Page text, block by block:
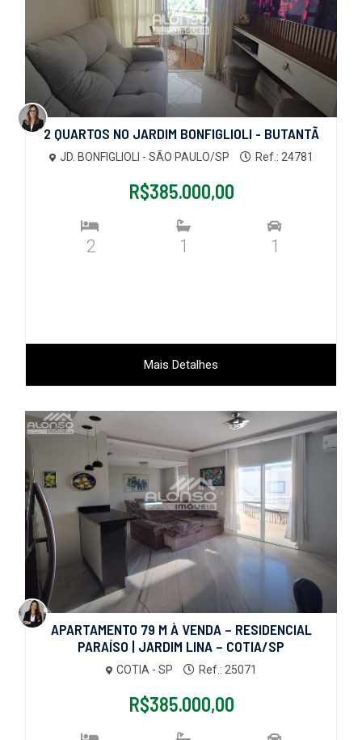
2 QUARTOS NO JARDIM BONFIGLIOLI - BUTANTÃ
JD. BONFIGLIOLI - SÃO PAULO/SP Ref.: 24781
R$385.000,00
2 1 1
Mais Detalhes
APARTAMENTO 79 M À VENDA – RESIDENCIAL
PARAÍSO | JARDIM LINA – COTIA/SP
COTIA - SP Ref.: 25071
R$385.000,00